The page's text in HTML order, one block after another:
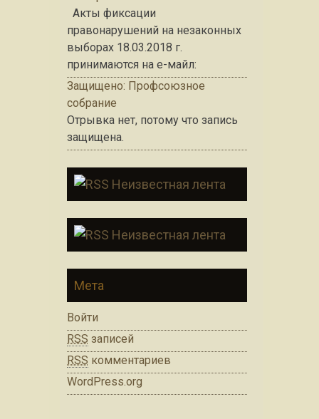
Акты фиксации
правонарушений на незаконных
выборах 18.03.2018 г.
принимаются на е-майл:
Защищено: Профсоюзное
собрание
Отрывка нет, потому что запись
защищена.
Неизвестная лента
Неизвестная лента
Мета
Войти
RSS записей
RSS комментариев
WordPress.org